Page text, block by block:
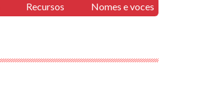
Recursos Nomes e voces